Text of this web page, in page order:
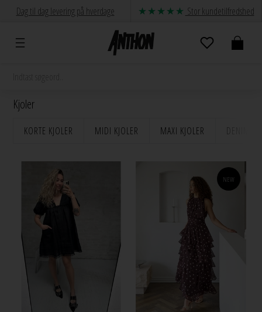
Dag til dag levering på hverdage Stor kundetilfredshed
Kjoler
KORTE KJOLER MIDI KJOLER MAXI KJOLER DENIM
NEW